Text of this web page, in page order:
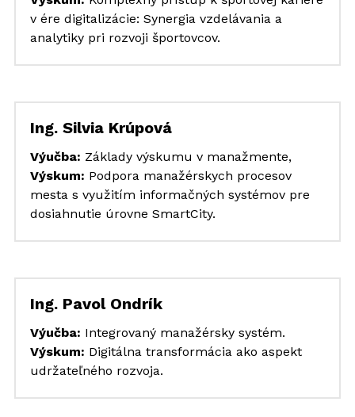
v ére digitalizácie: Synergia vzdelávania a
analytiky pri rozvoji športovcov.
Ing. Silvia Krúpová
Výučba: Základy výskumu v manažmente,
Výskum: Podpora manažérskych procesov
mesta ​s využitím informačných systémov pre
dosiahnutie úrovne SmartCity​.
Ing. Pavol Ondrík
Výučba: Integrovaný manažérsky systém.
Výskum: Digitálna transformácia ako aspekt
udržateľného rozvoja.